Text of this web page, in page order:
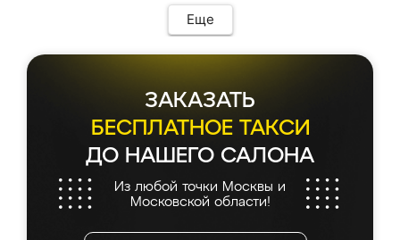
Еще
ЗАКАЗАТЬ
БЕСПЛАТНОЕ ТАКСИ
ДО НАШЕГО САЛОНА
Из любой точки Москвы и
Московской области!